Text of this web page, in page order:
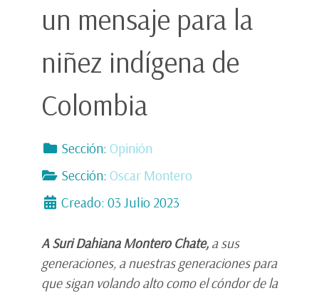
un mensaje para la
niñez indígena de
Colombia
Sección: Opinión
Sección: Oscar Montero
Creado: 03 Julio 2023
A Suri Dahiana Montero Chate, a sus
generaciones, a nuestras generaciones para
que sigan volando alto como el cóndor de la